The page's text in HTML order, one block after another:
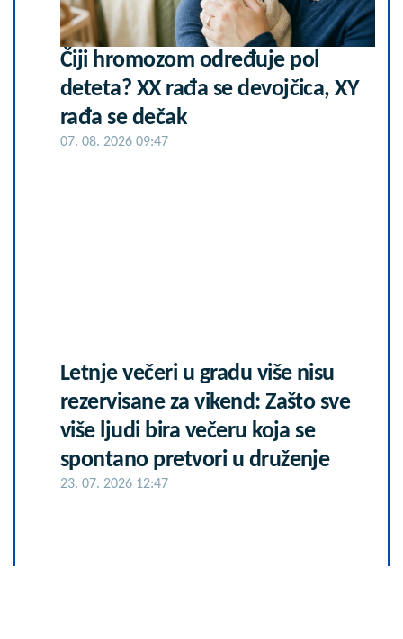
Čiji hromozom određuje pol
deteta? XX rađa se devojčica, XY
rađa se dečak
07. 08. 2026 09:47
Letnje večeri u gradu više nisu
rezervisane za vikend: Zašto sve
više ljudi bira večeru koja se
spontano pretvori u druženje
23. 07. 2026 12:47